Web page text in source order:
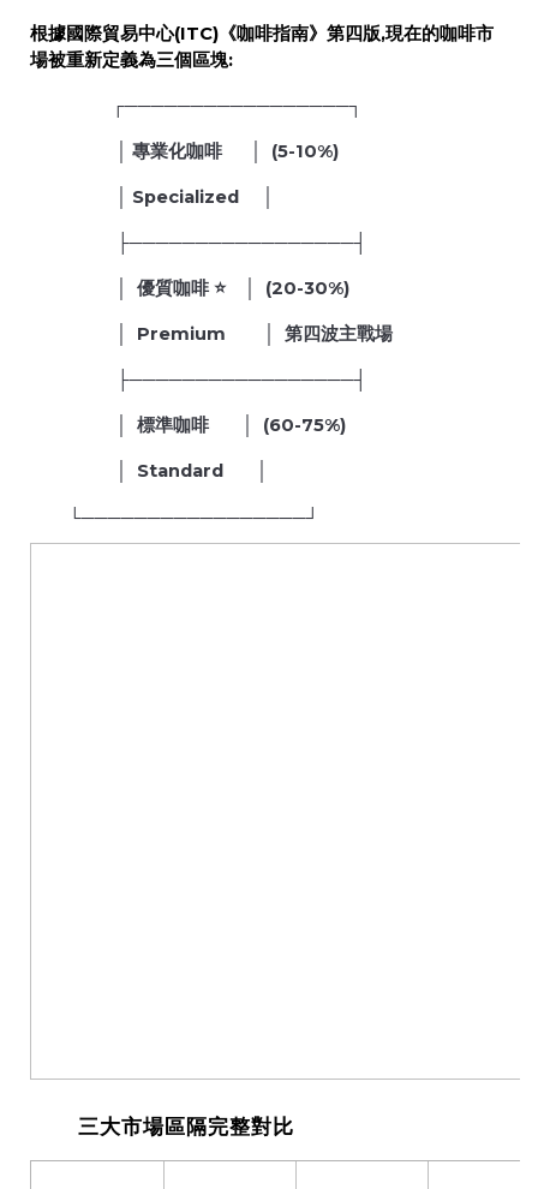
根據國際貿易中心(ITC)《咖啡指南》第四版,現在的咖啡市
場被重新定義為三個區塊:
┌─────────────────┐
│ 專業化咖啡 │ (5-10%)
│ Specialized │
├─────────────────┤
│ 優質咖啡 ⭐ │ (20-30%)
│ Premium │ 第四波主戰場
├─────────────────┤
│ 標準咖啡 │ (60-75%)
│ Standard │
└─────────────────┘
三大市場區隔完整對比